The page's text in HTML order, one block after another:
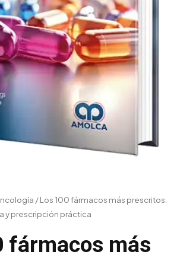
/ Los 100 fármacos más prescritos.
y prescripción práctica
fármacos más